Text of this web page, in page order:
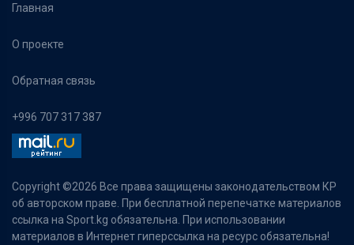
Главная
О проекте
Обратная связь
+996 707 317 387
Copyright ©2026 Все права защищены законодательством КР
об авторском праве. При бесплатной перепечатке материалов
ссылка на Sport.kg обязательна. При использовании
материалов в Интернет гиперссылка на ресурс обязательна!